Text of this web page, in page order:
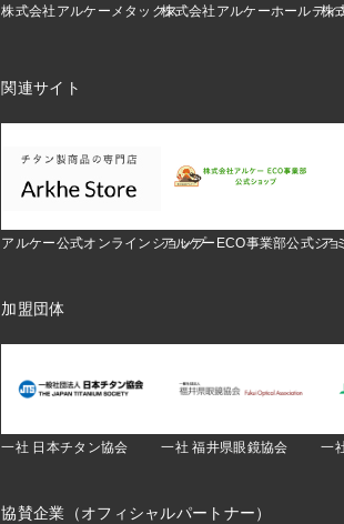
株式会社アルケーメタックス株式会社アルケーホールディ
株
関連サイト
アルケー公式オンラインショップアルケーECO事業部公式シア
加盟団体
一社 日本チタン協会 一社 福井県眼鏡協会 一
協賛企業（オフィシャルパートナー）